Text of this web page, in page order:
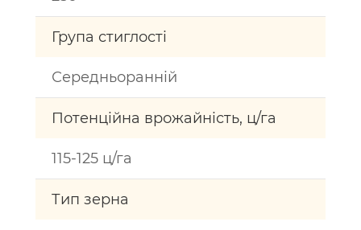
Група стиглості
Середньоранній
Потенційна врожайність, ц/га
115-125 ц/га
Тип зерна